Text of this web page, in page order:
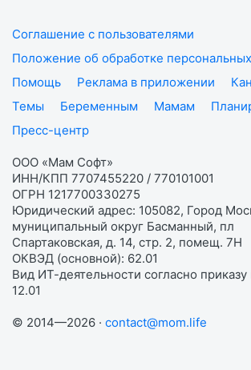
Соглашение с пользователями
Положение об обработке
Помощь
Реклама в приложении
Темы
Беременным Мамам
Пресс-центр
ООО «Мам Софт»
ИНН/КПП 7707455220 / 770101001
ОГРН 1217700330275
Юридический адрес: 105082, Город
муниципальный округ Басманный, пл
Спартаковская, д. 14, стр. 2, помещ. 7Н
ОКВЭД (основной): 62.01
Вид ИТ-деятельности согласно
12.01
© 2014—2026 · contact@mom.life